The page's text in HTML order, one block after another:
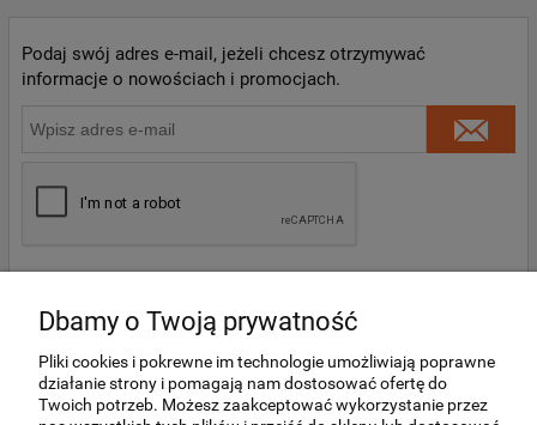
Podaj swój adres e-mail, jeżeli chcesz otrzymywać
informacje o nowościach i promocjach.
O NAS
Dbamy o Twoją prywatność
Pliki cookies i pokrewne im technologie umożliwiają poprawne
działanie strony i pomagają nam dostosować ofertę do
Twoich potrzeb. Możesz zaakceptować wykorzystanie przez